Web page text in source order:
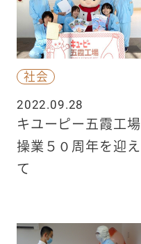
社会
2022.09.28
キユーピー五霞工場
操業５０周年を迎え
て